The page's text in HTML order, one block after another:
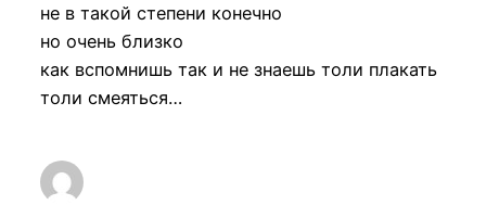
не в такой степени конечно
но очень близко
как вспомнишь так и не знаешь толи плакать
толи смеяться…